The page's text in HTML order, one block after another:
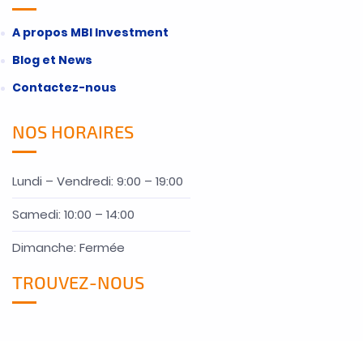
A propos MBI Investment
Blog et News
Contactez-nous
NOS HORAIRES
Lundi – Vendredi: 9:00 – 19:00
Samedi: 10:00 – 14:00
Dimanche: Fermée
TROUVEZ-NOUS